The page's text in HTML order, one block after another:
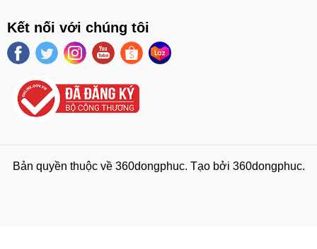
Kết nối với chúng tôi
Bản quyền thuộc về 360dongphuc. Tạo bởi 360dongphuc.